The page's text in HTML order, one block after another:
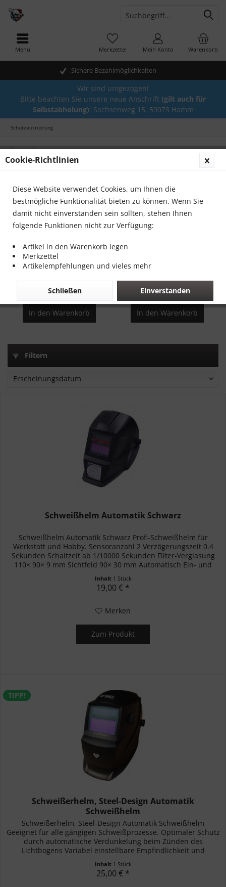
Sichere Bezahlmöglichkeiten
Warenkorb
Merkzettel Mein Konto
Menü
Wir sind umgezogen!
Bitte beachten Sie unsere neue Anschrift (gilt auch für
Selbstabholung): Sachsenweg 15, 59073 Hamm
Schutzausrüstung
Topseller
Automatik Schweißhelm
In den Warenkorb
Automatik Schweißhelm
Carbon Optik
29,00 € *
In den Warenkorb
Filtern
Schweißhelm Automatik Schwarz
Schweißhelm Automatik Schwarz Profi-Schweißhelm für
Werkstatt und Hobby. Sensoranzahl 2 Verzögerungszeit 0.4
Sekunden Schaltzeit ab 1/10000 Sekunden Filter-Verglasung
110× 90× 9 mm Sichtfeld 90× 30 mm Automatisch Ein- und
Inhalt 1 Stück
19,00 € *
Merken
Zum Produkt
TIPP!
Schweißerhelm, Steel-Design Automatik
Schweißhelm
Schweißerhelm, Steel-Design Automatik Schweißhelm
Geeignet für alle gängigen Schweißprozesse. Optimaler Schutz
durch automatische Verdunkelung beim Zünden des
Lichtbogens Variabel einstellbare Empfindlichkeit und
Inhalt 1 Stück
25,00 € *
Cookie-Richtlinien
Diese Website verwendet Cookies, um Ihnen die
bestmögliche Funktionalität bieten zu können. Wenn Sie
damit nicht einverstanden sein sollten, stehen Ihnen
folgende Funktionen nicht zur Verfügung:
Artikel in den Warenkorb legen
Merkzettel
Artikelempfehlungen und vieles mehr
Einverstanden
Schließen